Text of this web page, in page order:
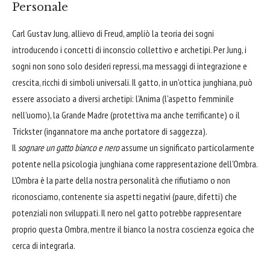
Personale
Carl Gustav Jung, allievo di Freud, ampliò la teoria dei sogni
introducendo i concetti di inconscio collettivo e archetipi. Per Jung, i
sogni non sono solo desideri repressi, ma messaggi di integrazione e
crescita, ricchi di simboli universali. Il gatto, in un'ottica junghiana, può
essere associato a diversi archetipi: l'Anima (l'aspetto femminile
nell'uomo), la Grande Madre (protettiva ma anche terrificante) o il
Trickster (ingannatore ma anche portatore di saggezza).
Ilsognare un gatto bianco e neroassume un significato particolarmente
potente nella psicologia junghiana come rappresentazione dell'Ombra.
L'Ombra è la parte della nostra personalità che rifiutiamo o non
riconosciamo, contenente sia aspetti negativi (paure, difetti) che
potenziali non sviluppati. Il nero nel gatto potrebbe rappresentare
proprio questa Ombra, mentre il bianco la nostra coscienza egoica che
cerca di integrarla.